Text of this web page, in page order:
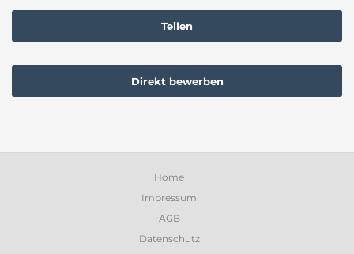
Teilen
Direkt bewerben
Home
Impressum
AGB
Datenschutz